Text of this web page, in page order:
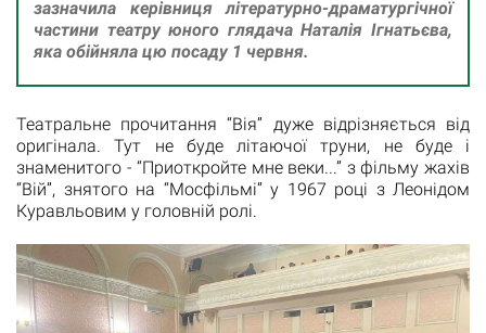
зазначила керівниця літературно-драматургічної
частини театру юного глядача Наталія Ігнатьєва,
яка обійняла цю посаду 1 червня.
Театральне прочитання “Вія” дуже відрізняється від
оригінала. Тут не буде літаючої труни, не буде і
знаменитого - “Приоткройте мне веки...” з фільму жахів
“Вій”, знятого на “Мосфільмі” у 1967 році з Леонідом
Куравльовим у головній ролі.